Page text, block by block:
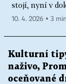
stojí, nyní v
10. 4. 2026 ▪ 3
Kulturní
naživo,
oceňované